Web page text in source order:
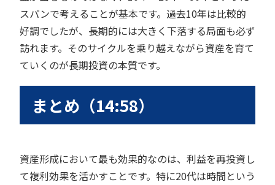
スパンで考えることが基本です。過去10年は比較的
好調でしたが、長期的には大きく下落する局面も必ず
訪れます。そのサイクルを乗り越えながら資産を育て
ていくのが長期投資の本質です。
まとめ（14:58）
資産形成において最も効果的なのは、利益を再投資し
て複利効果を活かすことです。特に20代は時間という